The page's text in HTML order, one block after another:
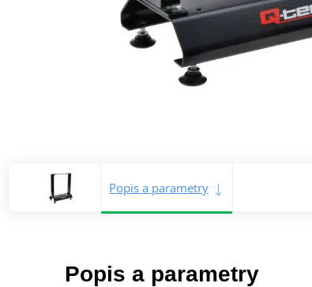
Popis a parametry
Popis a parametry